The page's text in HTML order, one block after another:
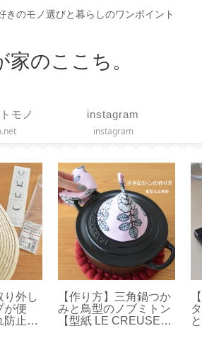
きのモノ選びと暮らしのワンポイント
家のここち。
モノ
instagram
instagram
り外し
が便
防止テ
【作り方】三角鍋つか
みと鳥型のノブミトン
【型紙 LE CREUSET